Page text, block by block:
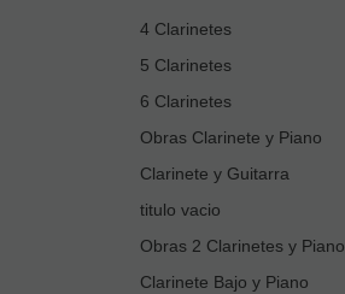
4 Clarinetes
5 Clarinetes
6 Clarinetes
Obras Clarinete y Piano
Clarinete y Guitarra
titulo vacio
Obras 2 Clarinetes y Piano
Clarinete Bajo y Piano